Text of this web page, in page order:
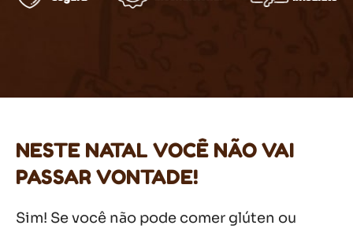
NESTE NATAL VOCÊ NÃO VAI
PASSAR VONTADE!
Sim! Se você não pode comer glúten ou